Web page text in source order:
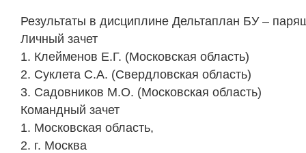
Результаты в дисциплине Дельтаплан БУ –
Личный зачет
1. Клейменов Е.Г. (Московская область)
2. Суклета С.А. (Свердловская область)
3. Садовников М.О. (Московская область)
Командный зачет
1. Московская область,
2. г. Москва